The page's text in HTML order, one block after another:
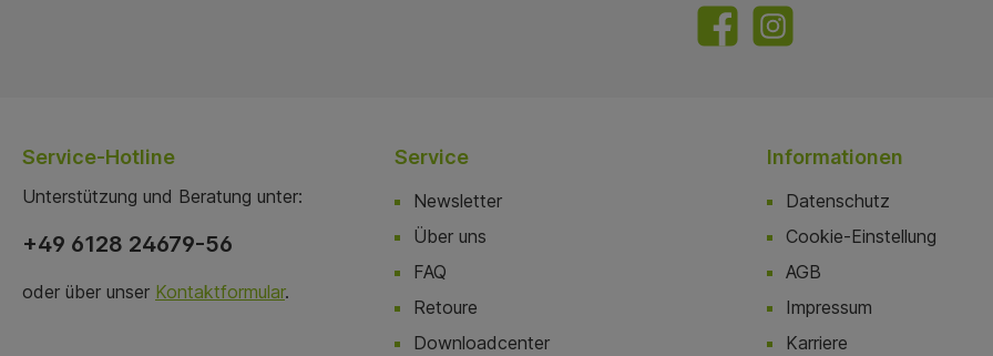
Service-Hotline
Unterstützung und Beratung unter:
+49 6128 24679-56
oder über unser Kontaktformular.
Service
Newsletter
Über uns
FAQ
Retoure
Downloadcenter
Informationen
Datenschutz
Cookie-Einstellung
AGB
Impressum
Karriere